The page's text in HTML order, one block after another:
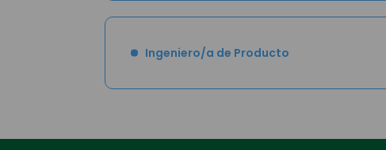
Ingeniero/a de Producto